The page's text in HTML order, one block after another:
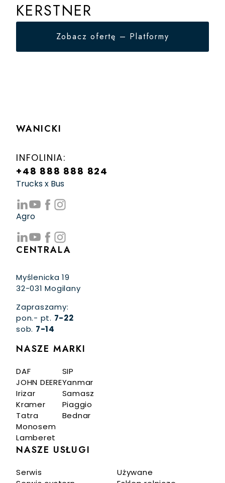
KERSTNER
Zobacz ofertę – Platformy
WANICKI
INFOLINIA:
+48 888 888 824
Trucks x Bus
Agro
CENTRALA
Myślenicka 19
32-031 Mogilany
Zapraszamy:
pon.- pt. 7-22
sob. 7-14
NASZE MARKI
DAF
JOHN DEERE
Irizar
Kramer
Tatra
Monosem
Lamberet
SIP
Yanmar
Samasz
Piaggio
Bednar
NASZE USŁUGI
Serwis
Używane